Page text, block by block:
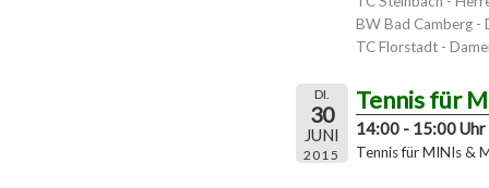
BW Bad Camberg -
TC Florstadt -
DI.
30
JUNI
2015
Tennis für
14:00 - 15:00 Uhr
Tennis für MINIs &